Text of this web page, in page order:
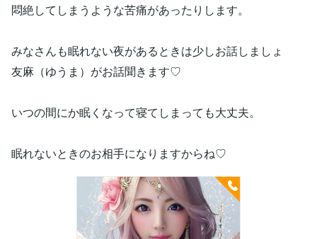
悶絶してしまうような苦痛があったりします。
みなさんも眠れない夜があるときは少しお話しましょ
友麻（ゆうま）がお話聞きます♡
いつの間にか眠くなって寝てしまっても大丈夫。
眠れないときのお相手になりますからね♡